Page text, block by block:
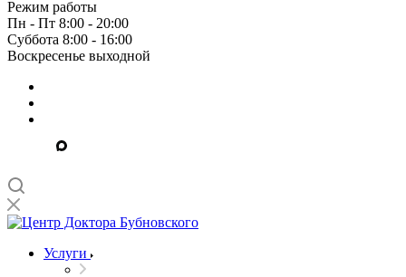
Режим работы
Пн - Пт 8:00 - 20:00
Суббота 8:00 - 16:00
Воскресенье выходной
Услуги